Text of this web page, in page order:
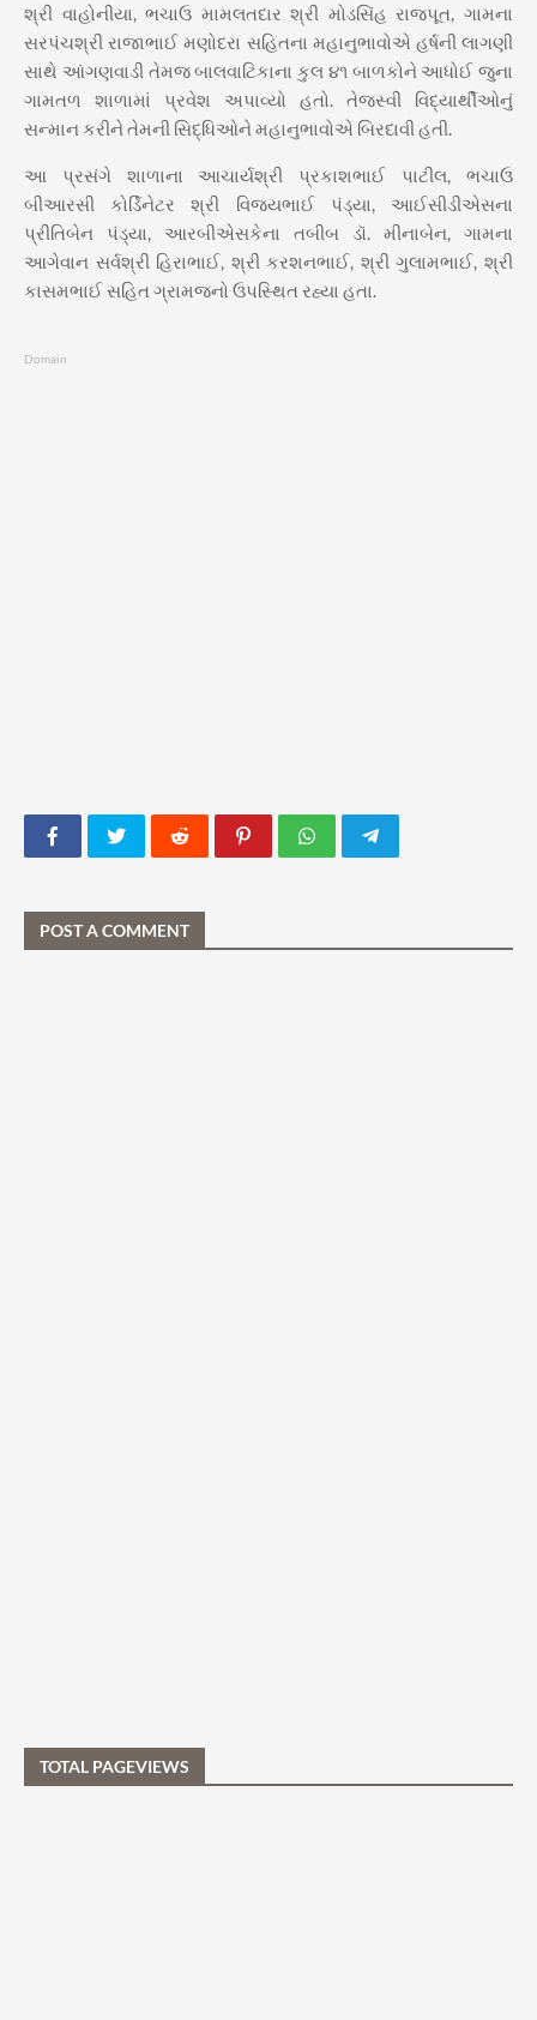
શ્રી વાહોનીયા, ભચાઉ મામલતદાર શ્રી મોડસિંહ રાજપૂત,‌ ગામના
સરપંચશ્રી રાજાભાઈ મણોદરા સહિતના મહાનુભાવોએ હર્ષની લાગણી
સાથે આંગણવાડી તેમજ બાલવાટિકાના કુલ ૪૧ બાળકોને આધોઈ જુના
ગામતળ શાળામાં પ્રવેશ અપાવ્યો હતો. તેજસ્વી વિદ્યાર્થીઓનું
સન્માન કરીને તેમની સિદ્ધિઓને મહાનુભાવોએ બિરદાવી હતી.
આ પ્રસંગે શાળાના આચાર્યશ્રી પ્રકાશભાઈ પાટીલ, ભચાઉ
બીઆરસી કોર્ડિનેટર શ્રી વિજયભાઈ પંડ્યા, આઈસીડીએસના
પ્રીતિબેન પંડ્યા, આરબીએસકેના તબીબ ડૉ. મીનાબેન, ગામના
આગેવાન સર્વશ્રી હિરાભાઈ, શ્રી કરશનભાઈ, શ્રી ગુલામભાઈ, શ્રી
કાસમભાઈ સહિત ગ્રામજનો ઉપસ્થિત રહ્યા હતા.
Domain
POST A COMMENT
TOTAL PAGEVIEWS